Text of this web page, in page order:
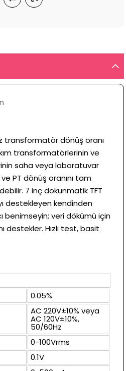
transformatör dönüş oranı
transformatörlerinin ve
saha veya laboratuvar
PT dönüş oranını tam
7 inç dokunmatik TFT
destekleyen kendinden
benimseyin; veri dökümü için
destekler. Hızlı test, basit
0.05%
AC 220V±10% veya
AC 120V±10%,
50/60Hz
0-100Vrms
0.1V